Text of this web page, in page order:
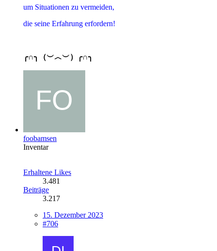
um Situationen zu vermeiden,
die seine Erfahrung erfordern!
╭∩╮（︶︿︶）╭∩╮
foobamsen
Inventar
Erhaltene Likes
3.481
Beiträge
3.217
15. Dezember 2023
#706